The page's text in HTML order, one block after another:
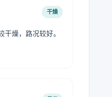
干燥
干燥，路况较好。